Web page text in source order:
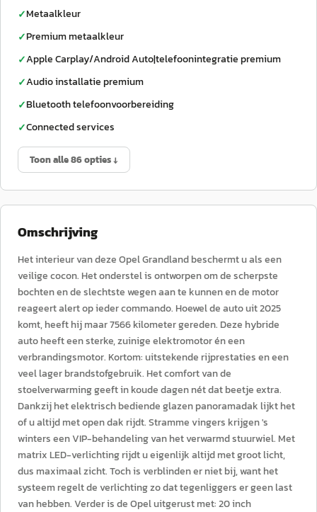
✓Metaalkleur
✓Premium metaalkleur
✓Apple Carplay/Android Auto|telefoonintegratie premium
✓Audio installatie premium
✓Bluetooth telefoonvoorbereiding
✓Connected services
Toon alle 86 opties ↓
Omschrijving
Het interieur van deze Opel Grandland beschermt u als een
veilige cocon. Het onderstel is ontworpen om de scherpste
bochten en de slechtste wegen aan te kunnen en de motor
reageert alert op ieder commando. Hoewel de auto uit 2025
komt, heeft hij maar 7566 kilometer gereden. Deze hybride
auto heeft een sterke, zuinige elektromotor én een
verbrandingsmotor. Kortom: uitstekende rijprestaties en een
veel lager brandstofgebruik. Het comfort van de
stoelverwarming geeft in koude dagen nét dat beetje extra.
Dankzij het elektrisch bediende glazen panoramadak lijkt het
of u altijd met open dak rijdt. Stramme vingers krijgen 's
winters een VIP-behandeling van het verwarmd stuurwiel. Met
matrix LED-verlichting rijdt u eigenlijk altijd met groot licht,
dus maximaal zicht. Toch is verblinden er niet bij, want het
systeem regelt de verlichting zo dat tegenliggers er geen last
van hebben. Verder is de Opel uitgerust met: 20 inch